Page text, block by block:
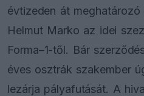
évtizeden át
Helmut Marko az idei
Forma–1-től. Bár
éves osztrák szakember
lezárja pályafutását. A